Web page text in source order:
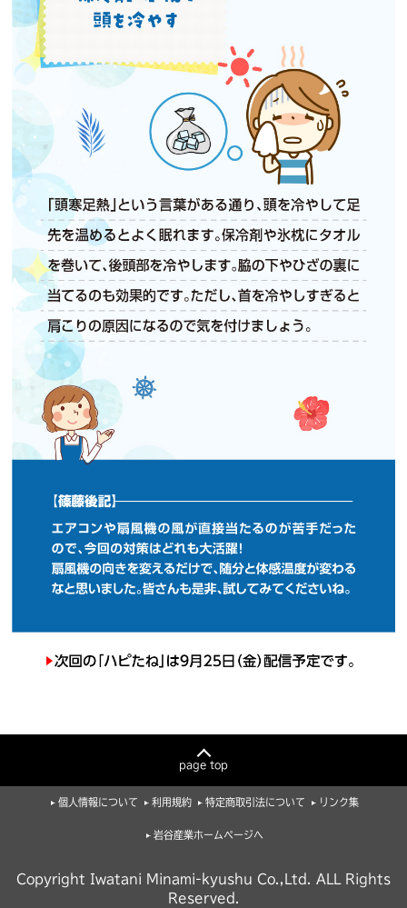
page top
個人情報について 利用規約 特定商取引法について リンク集
岩谷産業ホームページへ
Copyright Iwatani Minami-kyushu Co.,Ltd. ALL Rights
Reserved.